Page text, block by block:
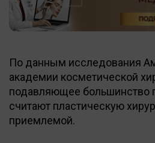
По данным исследования
академии косметической
подавляющее
считают пластическую
приемлемой.